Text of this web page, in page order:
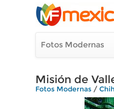
Fotos Modernas
Misión de
Fotos Modernas /